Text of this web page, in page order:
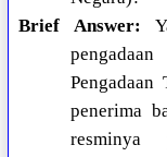
Brief Answer:
penerima
resminya